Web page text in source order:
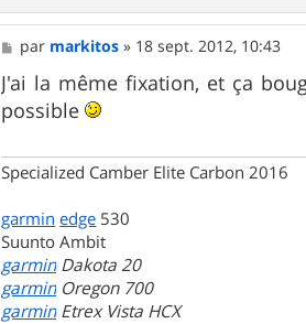
M
e
s
s
a
par markitos » 18 sept. 2012, 10:43
J'ai la même fixation, et ça
possible
Specialized Camber Elite Carbon 2016
garmin edge 530
Suunto Ambit
garmin Dakota 20
garmin Oregon 700
garmin Etrex Vista HCX